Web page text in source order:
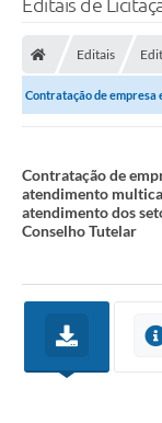
Editais de
Editais
Contratação de empresa
multicanal
Contratação de
atendimento
atendimento dos
Conselho Tutelar